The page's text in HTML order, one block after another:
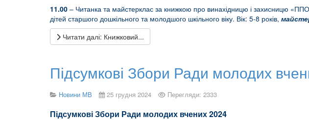
11.00 – Читанка та майстерклас за книжкою про винахідницю і захисницю
дітей старшого дошкільного та молодшого шкільного віку. Вік: 5-8 років,
Читати далі: Книжковий...
Підсумкові Збори Ради молодих
Новини МВ 25 грудня 2024 Перегляди: 2333
Підсумкові Збори Ради молодих вчених 2024